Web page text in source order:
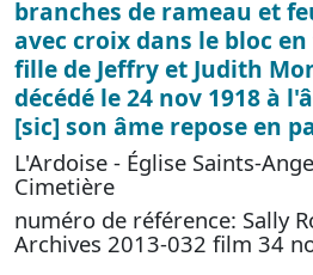
branches de rameau et
avec croix dans le bloc
fille de Jeffry et Judith
décédé le 24 nov 1918 à
[sic] son âme repose en
L'Ardoise - Église Saints-
Cimetière
numéro de référence: Sally
Archives 2013-032 film 34